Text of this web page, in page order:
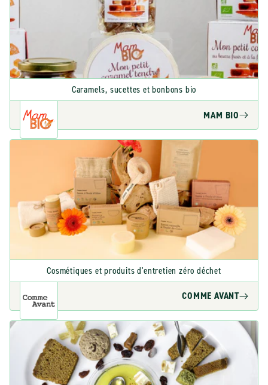
Caramels, sucettes et bonbons bio
MAM BIO
Cosmétiques et produits d'entretien zéro déchet
COMME AVANT